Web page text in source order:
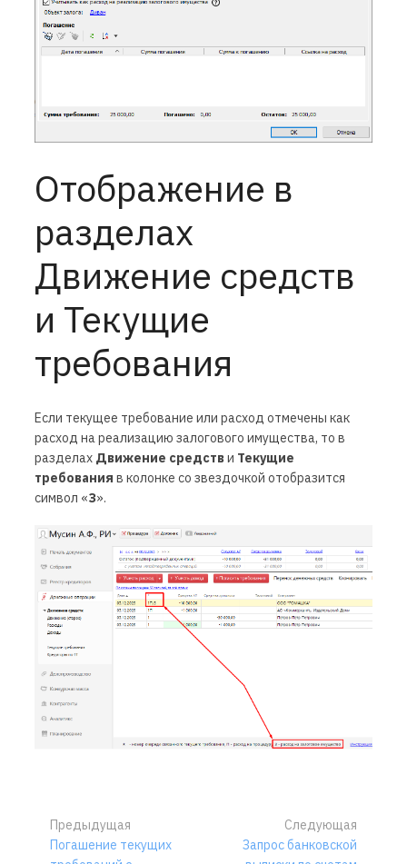
Отображение в
разделах
Движение средств
и Текущие
требования
Если текущее требование или расход отмечены как
расход на реализацию залогового имущества, то в
разделах Движение средств и Текущие
требования в колонке со звездочкой отобразится
символ «З».
Предыдущая
Погашение текущих
Следующая
Запрос банковской